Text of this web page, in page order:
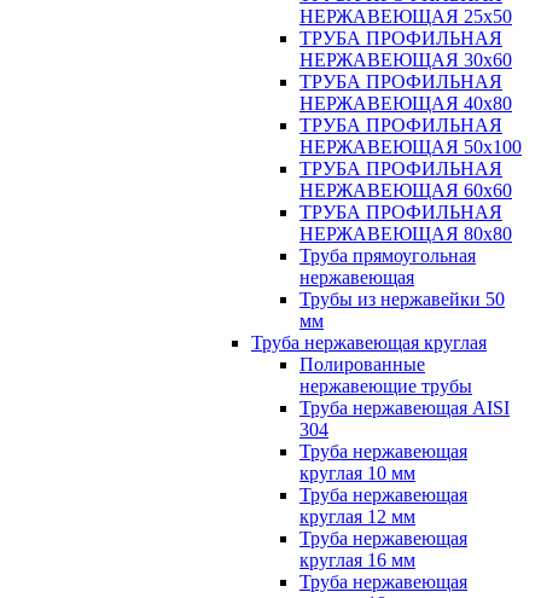
НЕРЖАВЕЮЩАЯ 25х50
ТРУБА ПРОФИЛЬНАЯ
НЕРЖАВЕЮЩАЯ 30х60
ТРУБА ПРОФИЛЬНАЯ
НЕРЖАВЕЮЩАЯ 40х80
ТРУБА ПРОФИЛЬНАЯ
НЕРЖАВЕЮЩАЯ 50х100
ТРУБА ПРОФИЛЬНАЯ
НЕРЖАВЕЮЩАЯ 60х60
ТРУБА ПРОФИЛЬНАЯ
НЕРЖАВЕЮЩАЯ 80х80
Труба прямоугольная
нержавеющая
Трубы из нержавейки 50
мм
Труба нержавеющая круглая
Полированные
нержавеющие трубы
Труба нержавеющая AISI
304
Труба нержавеющая
круглая 10 мм
Труба нержавеющая
круглая 12 мм
Труба нержавеющая
круглая 16 мм
Труба нержавеющая